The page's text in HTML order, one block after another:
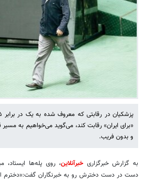
«برای ایران» رقابت کند، می‌گوید می‌خواهیم به مسیر
و بدون فریب.
به گزارش خبرگزاریخبرآنلاین، روی پله‌ها ایستاد،
دست در دست دخترش رو به خبرنگاران گفت:«دخترم